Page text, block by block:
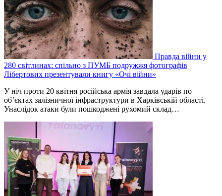
Правда війни у
280 світлинах: спільно з ПУМБ подружжя фотографів
Лібертових презентували книгу «Очі війни»
У ніч проти 20 квітня російська армія завдала ударів по
об’єктах залізничної інфраструктури в Харківській області.
Унаслідок атаки були пошкоджені рухомий склад…